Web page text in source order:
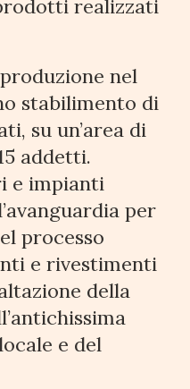
realizzati
nel
stabilimento di
su un’area di
addetti.
e impianti
per
processo
e rivestimenti
della
e del